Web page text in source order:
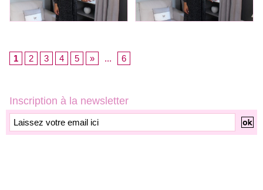
Inscription à la newsletter
1 2 3 4 5 » ... 6